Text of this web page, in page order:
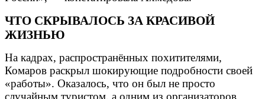
ЧТО СКРЫВАЛОСЬ ЗА КРАСИВОЙ
ЖИЗНЬЮ
На кадрах, распространённых похитителями,
Комаров раскрыл шокирующие подробности своей
«работы». Оказалось, что он был не просто
случайным туристом, а одним из организаторов